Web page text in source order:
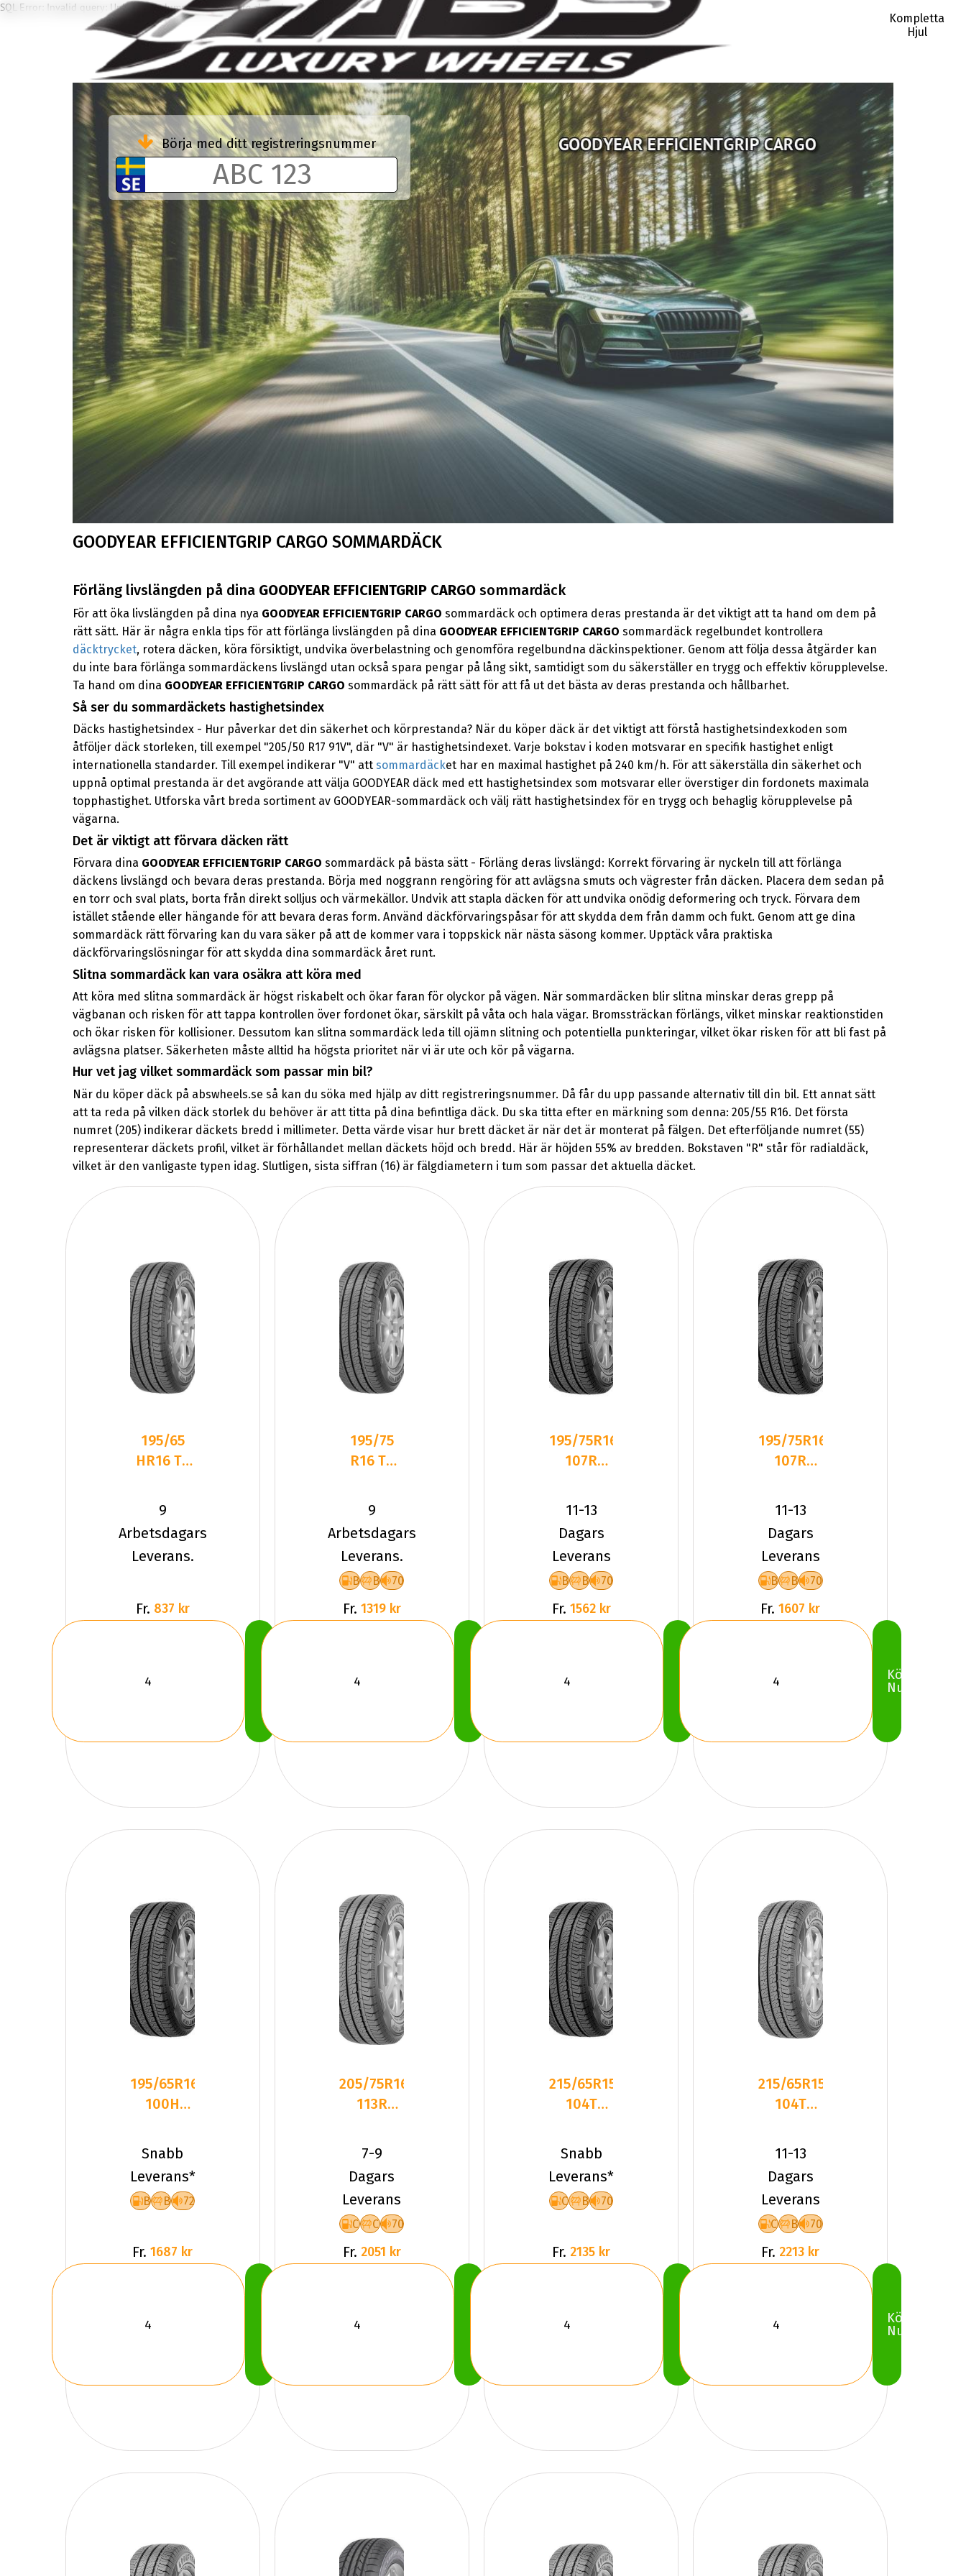
Kompletta
Hjul
SQL Error: Invalid query: Unknown column 'EFF' in 'where clause'
Börja med ditt registreringsnummer
GOODYEAR EFFICIENTGRIP CARGO SOMMARDÄCK
Förläng livslängden på dina GOODYEAR EFFICIENTGRIP CARGOsommardäck
För att öka livslängden på dina nya GOODYEAR EFFICIENTGRIP CARGO sommardäck och optimera deras prestanda är det viktigt att ta hand om dem på
rätt sätt. Här är några enkla tips för att förlänga livslängden på dina GOODYEAR EFFICIENTGRIP CARGO sommardäck regelbundet kontrollera
däcktrycket, rotera däcken, köra försiktigt, undvika överbelastning och genomföra regelbundna däckinspektioner. Genom att följa dessa åtgärder kan
du inte bara förlänga sommardäckens livslängd utan också spara pengar på lång sikt, samtidigt som du säkerställer en trygg och effektiv körupplevelse.
Ta hand om dina GOODYEAR EFFICIENTGRIP CARGO sommardäck på rätt sätt för att få ut det bästa av deras prestanda och hållbarhet.
Så ser du sommardäckets hastighetsindex
Däcks hastighetsindex - Hur påverkar det din säkerhet och körprestanda? När du köper däck är det viktigt att förstå hastighetsindexkoden som
åtföljer däck storleken, till exempel "205/50 R17 91V", där "V" är hastighetsindexet. Varje bokstav i koden motsvarar en specifik hastighet enligt
internationella standarder. Till exempel indikerar "V" att sommardäcket har en maximal hastighet på 240 km/h. För att säkerställa din säkerhet och
uppnå optimal prestanda är det avgörande att välja GOODYEAR däck med ett hastighetsindex som motsvarar eller överstiger din fordonets maximala
topphastighet. Utforska vårt breda sortiment av GOODYEAR-sommardäck och välj rätt hastighetsindex för en trygg och behaglig körupplevelse på
vägarna.
Det är viktigt att förvara däcken rätt
Förvara dina GOODYEAR EFFICIENTGRIP CARGO sommardäck på bästa sätt - Förläng deras livslängd: Korrekt förvaring är nyckeln till att förlänga
däckens livslängd och bevara deras prestanda. Börja med noggrann rengöring för att avlägsna smuts och vägrester från däcken. Placera dem sedan på
en torr och sval plats, borta från direkt solljus och värmekällor. Undvik att stapla däcken för att undvika onödig deformering och tryck. Förvara dem
istället stående eller hängande för att bevara deras form. Använd däckförvaringspåsar för att skydda dem från damm och fukt. Genom att ge dina
sommardäck rätt förvaring kan du vara säker på att de kommer vara i toppskick när nästa säsong kommer. Upptäck våra praktiska
däckförvaringslösningar för att skydda dina sommardäck året runt.
Slitna sommardäck kan vara osäkra att köra med
Att köra med slitna sommardäck är högst riskabelt och ökar faran för olyckor på vägen. När sommardäcken blir slitna minskar deras grepp på
vägbanan och risken för att tappa kontrollen över fordonet ökar, särskilt på våta och hala vägar. Bromssträckan förlängs, vilket minskar reaktionstiden
och ökar risken för kollisioner. Dessutom kan slitna sommardäck leda till ojämn slitning och potentiella punkteringar, vilket ökar risken för att bli fast på
avlägsna platser. Säkerheten måste alltid ha högsta prioritet när vi är ute och kör på vägarna.
Hur vet jag vilket sommardäck som passar min bil?
När du köper däck på abswheels.se så kan du söka med hjälp av ditt registreringsnummer. Då får du upp passande alternativ till din bil. Ett annat sätt
att ta reda på vilken däck storlek du behöver är att titta på dina befintliga däck. Du ska titta efter en märkning som denna: 205/55 R16. Det första
numret (205) indikerar däckets bredd i millimeter. Detta värde visar hur brett däcket är när det är monterat på fälgen. Det efterföljande numret (55)
representerar däckets profil, vilket är förhållandet mellan däckets höjd och bredd. Här är höjden 55% av bredden. Bokstaven "R" står för radialdäck,
vilket är den vanligaste typen idag. Slutligen, sista siffran (16) är fälgdiametern i tum som passar det aktuella däcket.
195/65
HR16 TL
EFFIGRIP
CARGO
DEMO
9
Arbetsdagars
Leverans.
Fr. 837 kr
195/75
R16 TL
EFFIGRIP
CARGO
MOV
9
Arbetsdagars
Leverans.
B B 70
Fr. 1319 kr
195/75R16C
107R
EFFICIENTGRIP
11-13
Dagars
Leverans
B B 70
Fr. 1562 kr
195/75R16C
107R
EFFICIENTGRIP
11-13
Dagars
Leverans
B B 70
Fr. 1607 kr
Köp
Nu
195/65R16C
100H
EFFICIENTGRIP
Snabb
Leverans*
B B 72
Fr. 1687 kr
205/75R16C
113R
EFFICIENTGRIP
7-9
Dagars
Leverans
C C 70
Fr. 2051 kr
215/65R15C
104T
EFFICIENTGRIP
Snabb
Leverans*
C B 70
Fr. 2135 kr
215/65R15C
104T
EFFICIENTGRIP
11-13
Dagars
Leverans
C B 70
Fr. 2213 kr
Köp
Nu